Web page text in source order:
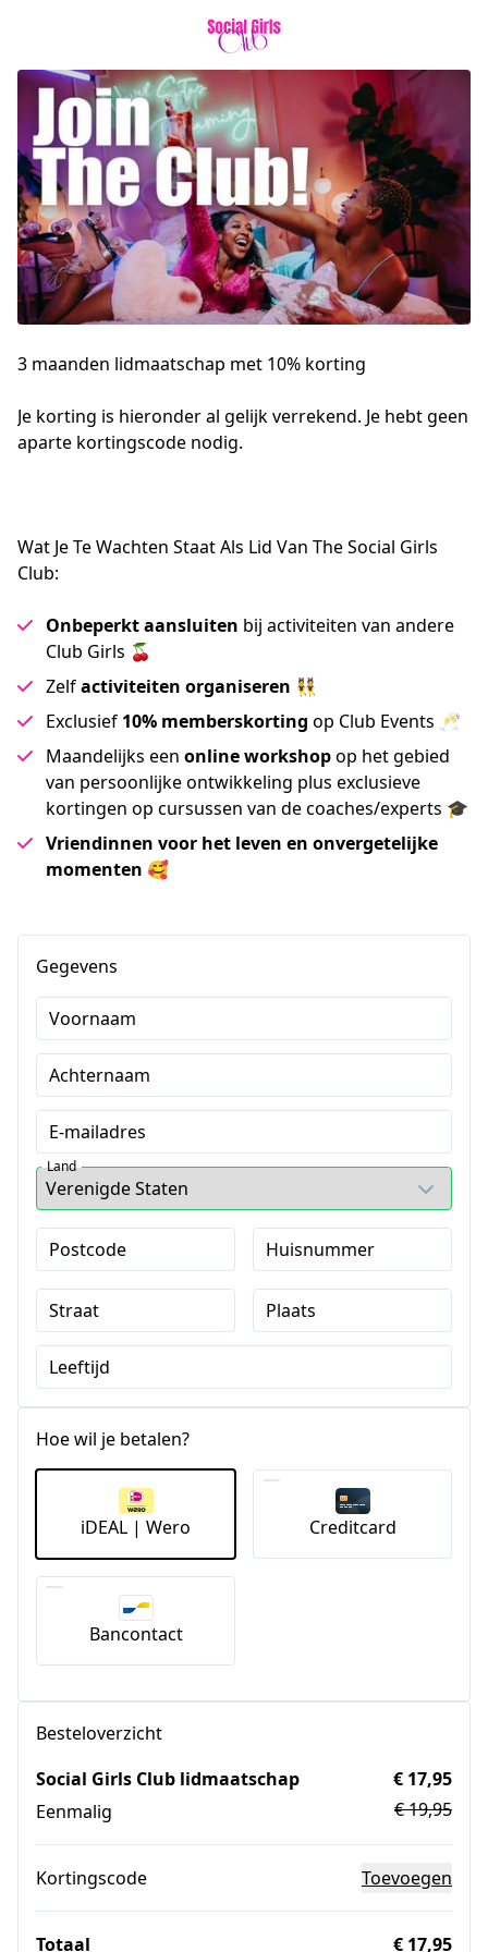
3 maanden lidmaatschap met 10% korting
Je korting is hieronder al gelijk verrekend. Je hebt geen
aparte kortingscode nodig.
Wat Je Te Wachten Staat Als Lid Van The Social Girls
Club:
Onbeperkt aansluiten bij activiteiten van andere
Club Girls 🍒
Zelfactiviteiten organiseren 👯
Exclusief 10% memberskorting op Club Events 🥂
Maandelijks een online workshopop het gebied
van persoonlijke ontwikkeling plus exclusieve
kortingen op cursussen van de coaches/experts 🎓
Vriendinnen voor het leven en onvergetelijke
momenten 🥰
Gegevens
Voornaam
Achternaam
E-mailadres
Land
Postcode Huisnummer
Straat Plaats
Leeftijd
Hoe wil je betalen?
iDEAL | Wero Creditcard
Bancontact
Besteloverzicht
Social Girls Club lidmaatschap
Eenmalig
€ 17,95
€ 19,95
Kortingscode Toevoegen
Totaal € 17,95